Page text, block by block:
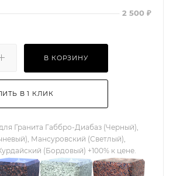
2 500 ₽
В КОРЗИНУ
В 1 КЛИК
Гранита Габбро-Диабаз (Черный),
Мансуровский (Светлый),
(Бордовый) +100% к цене.